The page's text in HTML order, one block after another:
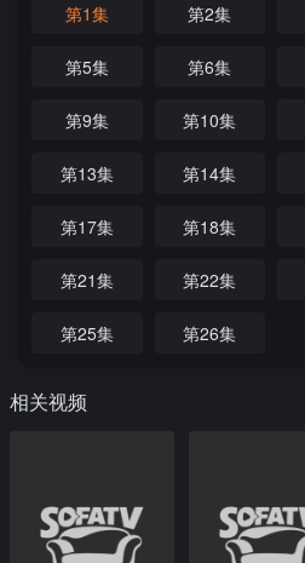
第1集 第2集
第5集 第6集
第9集 第10集
第13集 第14集
第17集 第18集
第21集 第22集
第25集 第26集
相关视频